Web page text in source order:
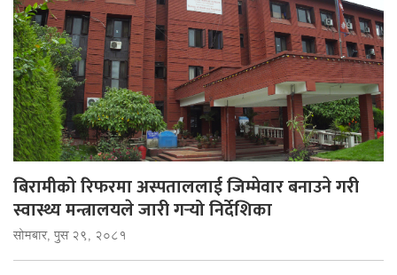
बिरामीको रिफरमा अस्पताललाई जिम्मेवार बनाउने गरी
स्वास्थ्य मन्त्रालयले जारी गर्‍यो निर्देशिका
सोमबार, पुस २९, २०८१